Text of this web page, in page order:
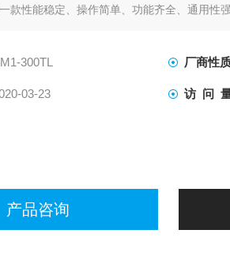
款性能稳定、操作简单、功能齐全、通用性
300TL 厂商性
03-23 访 问 量
产品咨询